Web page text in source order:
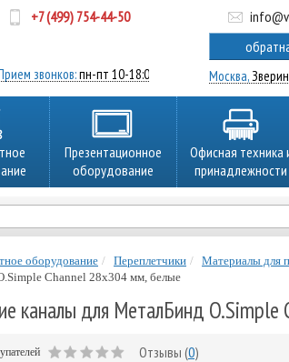
+7 (499) 754-44-50
звонков:пн-пт 10-18:00 Москва,
Презентационное
оборудование
Офисная техника
принадлежности
оборудование Переплетчики Материалы для
Channel 28х304 мм, белые
каналы для МеталБинд
Отзывы (0)